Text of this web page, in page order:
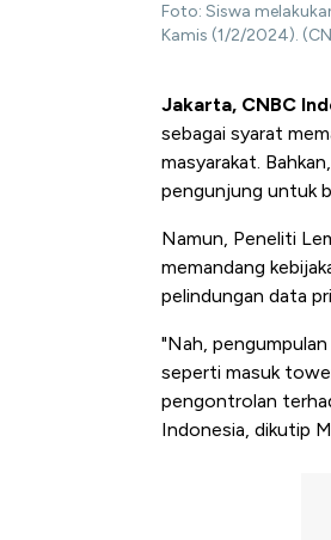
Foto: Siswa
Kamis (1/2/2024).
Jakarta, CNBC
sebagai syarat
masyarakat.
pengunjung untuk
Namun, Peneliti
memandang
pelindungan data
"Nah,
seperti masuk
pengontrolan
Indonesia, dikutip